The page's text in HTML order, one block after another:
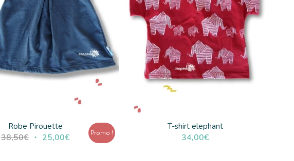
Robe Pirouette
38,50€ Le 25,00€Le
Promo !
T-shirt elephant
34,00€